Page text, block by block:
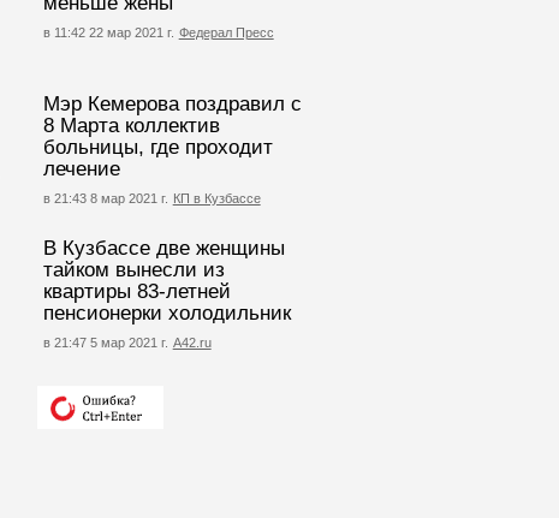
в 11:42 22 мар 2021 г. Федерал Пресс
Мэр Кемерова поздравил с
8 Марта коллектив
больницы, где проходит
лечение
в 21:43 8 мар 2021 г. КП в Кузбассе
В Кузбассе две женщины
тайком вынесли из
квартиры 83-летней
пенсионерки холодильник
в 21:47 5 мар 2021 г. А42.ru